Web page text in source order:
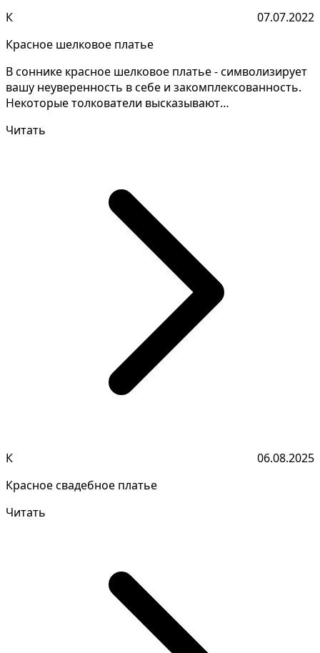
К
07.07.2022
Красное шелковое платье
В соннике красное шелковое платье - символизирует
вашу неуверенность в себе и закомплексованность.
Некоторые толкователи высказывают
Читать
К
06.08.2025
Красное свадебное платье
Читать